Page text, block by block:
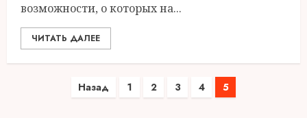
возможности, о которых на...
ЧИТАТЬ ДАЛЕЕ
Пагинация
Назад 1 2 3 4 5